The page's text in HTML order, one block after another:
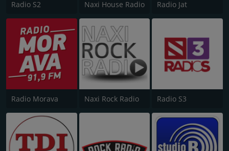
Radio S2 Naxi House Radio Radio Jat
Radio Morava Naxi Rock Radio Radio S3